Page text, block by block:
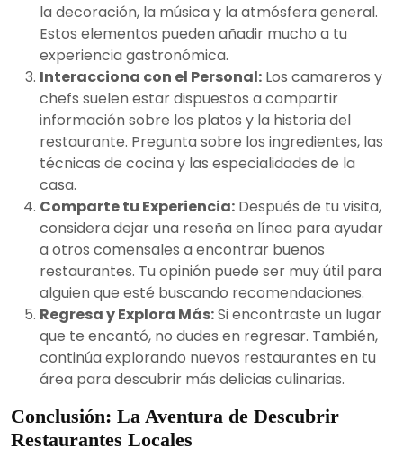
la decoración, la música y la atmósfera general.
Estos elementos pueden añadir mucho a tu
experiencia gastronómica.
Interacciona con el Personal: Los camareros y
chefs suelen estar dispuestos a compartir
información sobre los platos y la historia del
restaurante. Pregunta sobre los ingredientes, las
técnicas de cocina y las especialidades de la
casa.
Comparte tu Experiencia: Después de tu visita,
considera dejar una reseña en línea para ayudar
a otros comensales a encontrar buenos
restaurantes. Tu opinión puede ser muy útil para
alguien que esté buscando recomendaciones.
Regresa y Explora Más:Si encontraste un lugar
que te encantó, no dudes en regresar. También,
continúa explorando nuevos restaurantes en tu
área para descubrir más delicias culinarias.
Conclusión: La Aventura de Descubrir
Restaurantes Locales